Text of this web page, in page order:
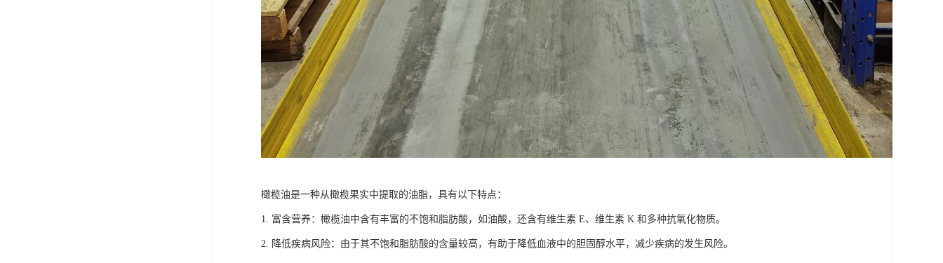
橄榄油是一种从橄榄果实中提取的油脂，具有以下特点：
1. 富含营养：橄榄油中含有丰富的不饱和脂肪酸，如油酸，还含有维生素 E、维生素 K 和多种抗氧化物质。
2. 降低疾病风险：由于其不饱和脂肪酸的含量较高，有助于降低血液中的胆固醇水平，减少疾病的发生风险。